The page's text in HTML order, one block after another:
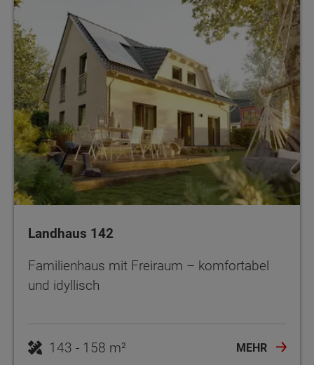
Landhaus 142
Familienhaus mit Freiraum – komfortabel
und idyllisch
143 - 158 m² MEHR